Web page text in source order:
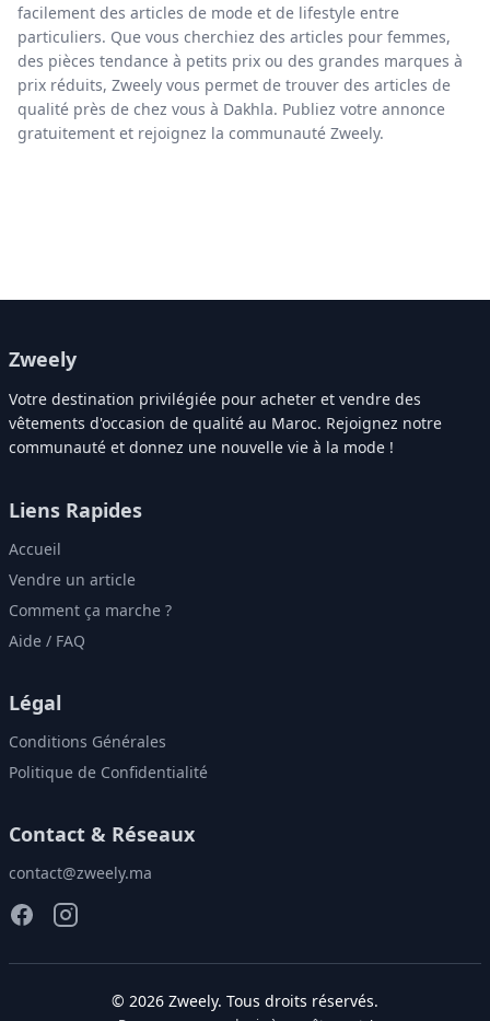
facilement des articles de mode et de lifestyle entre
particuliers. Que vous cherchiez des articles pour femmes,
des pièces tendance à petits prix ou des grandes marques à
prix réduits, Zweely vous permet de trouver des articles de
qualité près de chez vous à Dakhla. Publiez votre annonce
gratuitement et rejoignez la communauté Zweely.
Zweely
Votre destination privilégiée pour acheter et vendre des
vêtements d'occasion de qualité au Maroc. Rejoignez notre
communauté et donnez une nouvelle vie à la mode !
Liens Rapides
Accueil
Vendre un article
Comment ça marche ?
Aide / FAQ
Légal
Conditions Générales
Politique de Confidentialité
Contact & Réseaux
contact@zweely.ma
© 2026 Zweely. Tous droits réservés.